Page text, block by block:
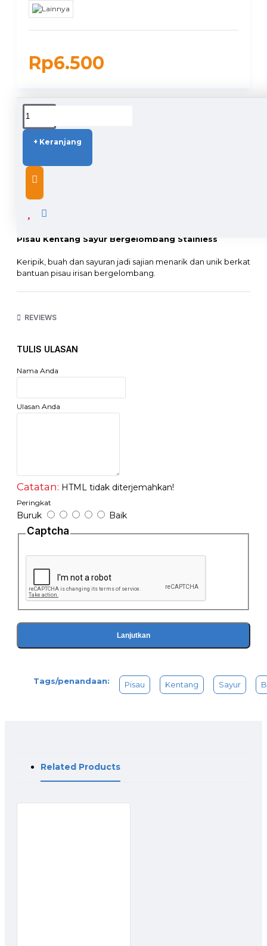
Rp6.500
+ Keranjang
DUKUNGAN PENGIRIMAN
DESCRIPTION
Pisau Kentang Sayur Bergelombang Stainless
Keripik, buah dan sayuran jadi sajian menarik dan unik berkat
bantuan pisau irisan bergelombang.
Panjang mata pisau bergelombang 11.7cm
tersedia maka akan dikirim Random tanpa konfirmasi)
REVIEWS
TULIS ULASAN
Nama Anda
Ulasan Anda
Catatan: HTML tidak diterjemahkan!
Peringkat
Buruk Baik
Captcha
Lanjutkan
Tags/penandaan: Pisau Kentang Sayur
Related Products